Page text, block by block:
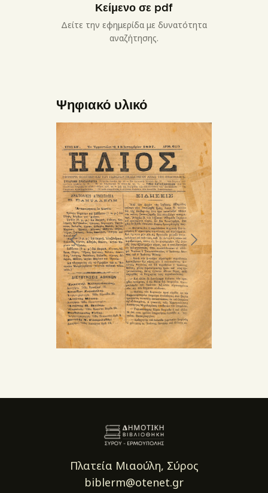
Κείμενο σε pdf
Δείτε την εφημερίδα με δυνατότητα
αναζήτησης.
Ψηφιακό υλικό
Πλατεία Μιαούλη, Σύρος
biblerm@otenet.gr